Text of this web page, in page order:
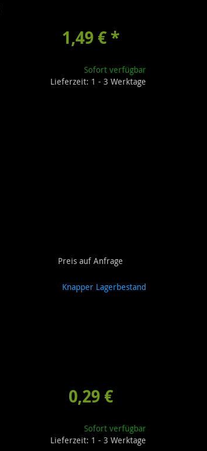
1,49 € *
Sofort verfügbar
Lieferzeit: 1 - 3 Werktage
Preis auf Anfrage
Knapper Lagerbestand
0,29 €
Sofort verfügbar
Lieferzeit: 1 - 3 Werktage